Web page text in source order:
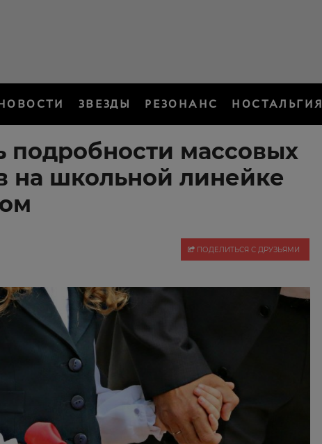
ЗВЕЗДЫ РЕЗОНАНС НОСТАЛЬГИЯ
подробности массовых
на школьной линейке
ПОДЕЛИТЬСЯ С ДРУЗЬЯМИ